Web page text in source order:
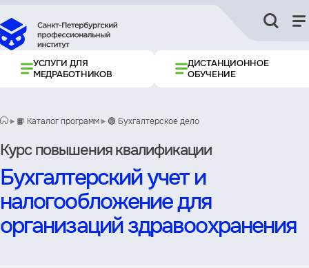
УСЛУГИ ДЛЯ
МЕДРАБОТНИКОВ
ДИСТАНЦИОННОЕ
ОБУЧЕНИЕ
📙 Каталог программ 🟢 Бухгалтерское дело
Курс повышения квалификации
Бухгалтерский учет и
налогообложение для
организаций здравоохранения